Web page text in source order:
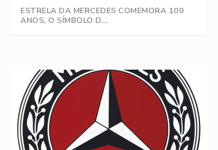
ESTRELA DA MERCEDES COMEMORA 100
ANOS, O SÍMBOLO D...